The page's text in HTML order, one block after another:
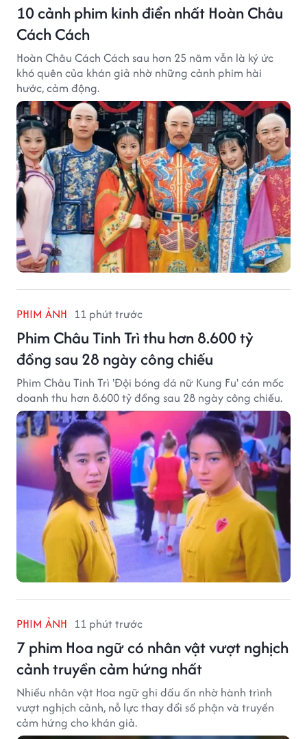
10 cảnh phim kinh điển nhất Hoàn Châu
Cách Cách
Hoàn Châu Cách Cách sau hơn 25 năm vẫn là ký ức
khó quên của khán giả nhờ những cảnh phim hài
hước, cảm động.
PHIM ẢNH 11 phút trước
Phim Châu Tinh Trì thu hơn 8.600 tỷ
đồng sau 28 ngày công chiếu
Phim Châu Tinh Trì 'Đội bóng đá nữ Kung Fu' cán mốc
doanh thu hơn 8.600 tỷ đồng sau 28 ngày công chiếu.
PHIM ẢNH 11 phút trước
7 phim Hoa ngữ có nhân vật vượt nghịch
cảnh truyền cảm hứng nhất
Nhiều nhân vật Hoa ngữ ghi dấu ấn nhờ hành trình
vượt nghịch cảnh, nỗ lực thay đổi số phận và truyền
cảm hứng cho khán giả.